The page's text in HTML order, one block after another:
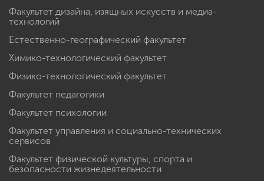
Факультет дизайна, изящных искусств и медиа-
технологий
Естественно-географический факультет
Химико-технологический факультет
Физико-технологический факультет
Факультет педагогики
Факультет психологии
Факультет управления и социально-технических
сервисов
Факультет физической культуры, спорта и
безопасности жизнедеятельности